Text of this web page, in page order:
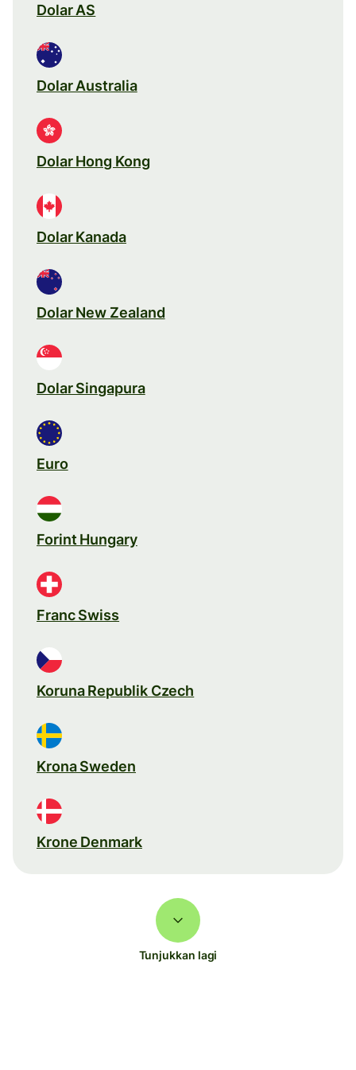
Dolar AS
Dolar Australia
Dolar Hong Kong
Dolar Kanada
Dolar New Zealand
Dolar Singapura
Euro
Forint Hungary
Franc Swiss
Koruna Republik Czech
Krona Sweden
Krone Denmark
Tunjukkan lagi